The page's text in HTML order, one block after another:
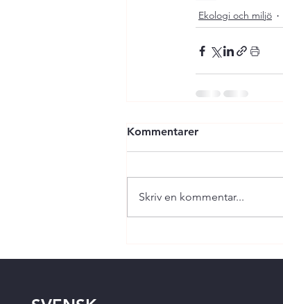
Ekologi och miljö
Kommentarer
Skriv en kommentar...